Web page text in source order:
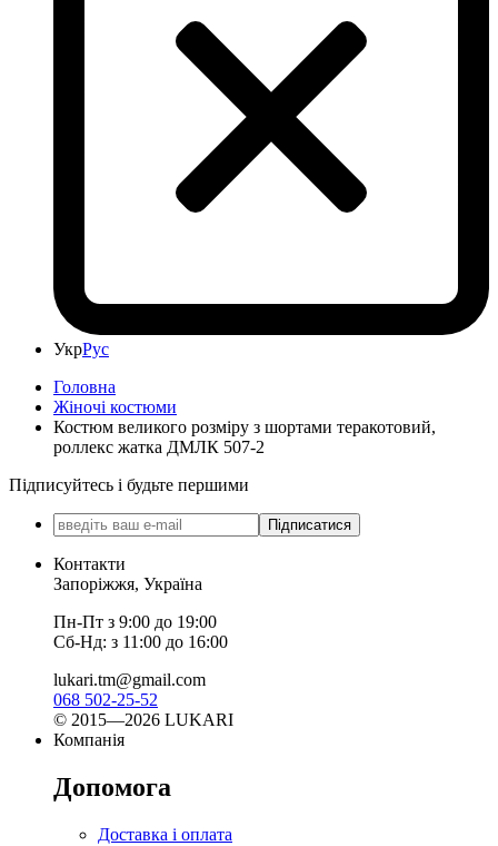
УкрРус
Головна
Жіночі костюми
Костюм великого розміру з шортами теракотовий,
роллекс жатка ДМЛК 507-2
Підписуйтесь і будьте першими
Підписатися
Контакти
Запоріжжя, Україна
Пн-Пт з 9:00 до 19:00
Сб-Нд: з 11:00 до 16:00
lukari.tm@gmail.com
068 502-25-52
© 2015—2026 LUKARI
Компанія
Допомога
Доставка і оплата